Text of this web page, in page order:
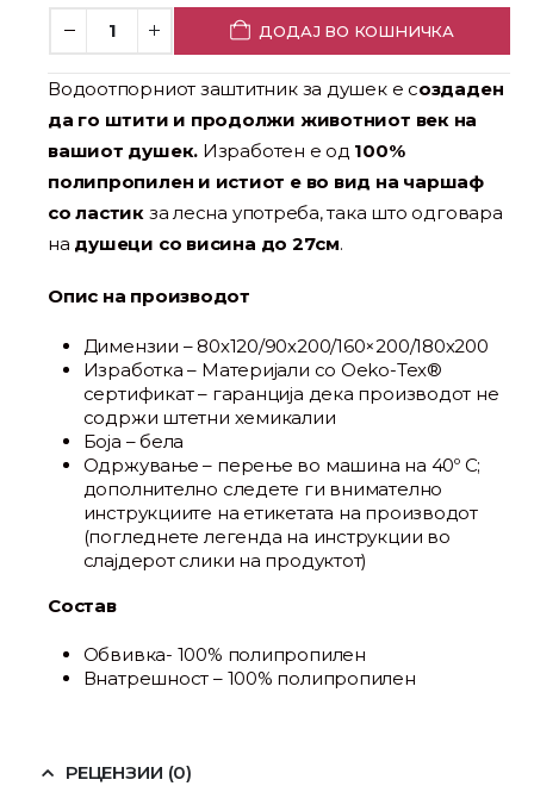
ДОДАЈ ВО КОШНИЧКА
Водоотпорниот заштитник за душек е создаден
да го штити и продолжи животниот век на
вашиот душек. Изработен е од 100%
полипропилен и истиот е во вид на чаршаф
со ластик за лесна употреба, така што одговара
на душеци со висина до 27см.
Опис на производот
Димензии – 80х120/90х200/160×200/180х200
Изработка – Материјали со Oeko-Tex®
сертификат – гаранција дека производот не
содржи штетни хемикалии
Боја – бела
Одржување – перење во машина на 40º C;
дополнително следете ги внимателно
инструкциите на етикетата на производот
(погледнете легенда на инструкции во
слајдерот слики на продуктот)
Состав
Обвивка- 100% полипропилен
Внатрешност – 100% полипропилен
РЕЦЕНЗИИ (0)